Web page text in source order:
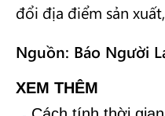
đổi địa điểm sản
Nguồn: Báo Người
XEM THÊM